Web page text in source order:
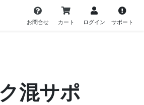
お問合せ カート ログイン サポート
混サポ